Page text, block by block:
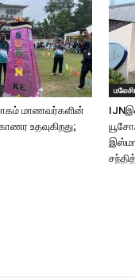
மாணவர்களின்
உதவுகிறது;